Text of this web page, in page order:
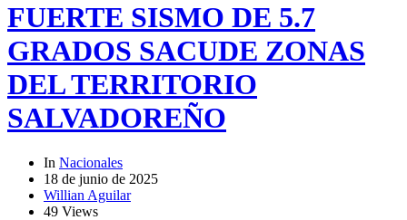
FUERTE SISMO DE 5.7
GRADOS SACUDE ZONAS
DEL TERRITORIO
SALVADOREÑO
In Nacionales
18 de junio de 2025
Willian Aguilar
49 Views